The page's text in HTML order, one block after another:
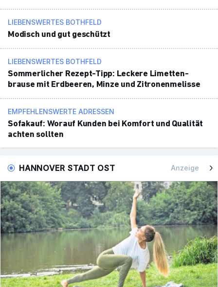
LIEBENSWERTES BOTHFELD
Modisch und gut geschützt
LIEBENSWERTES BOTHFELD
Sommer­li­cher Rezept-Tipp: Leckere Limet­ten­
brause mit Erdbeeren, Minze und Zitro­nen­me­lisse
EMPFEHLENSWERTE ADRESSEN
Sofa­kauf: Worauf Kunden bei Komfort und Qualität
achten sollten
HANNOVER STADT OST Anzeige